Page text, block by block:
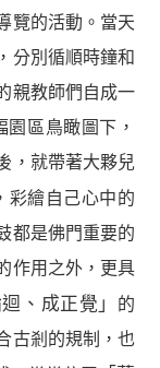
覽的活動。當天
分別循順時鐘和
親教師們自成一
區鳥瞰圖下，
，就帶著大夥兒
彩繪自己心中的
都是佛門重要的
作用之外，更具
、成正覺」 的
古剎的規制，也